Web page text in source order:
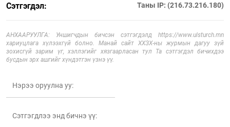
Сэтгэгдэл: Таны IP: (216.73.216.180)
АНХААРУУЛГА: Уншигчдын бичсэн сэтгэгдэлд https://www.ulsturch.mn
хариуцлага хүлээхгүй болно. Манай сайт ХХЗХ-ны журмын дагуу зүй
зохисгүй зарим үг, хэллэгийг хязгаарласан тул Та сэтгэгдэл бичихдээ
бусдын эрх ашгийг хүндэтгэн үзнэ үү.